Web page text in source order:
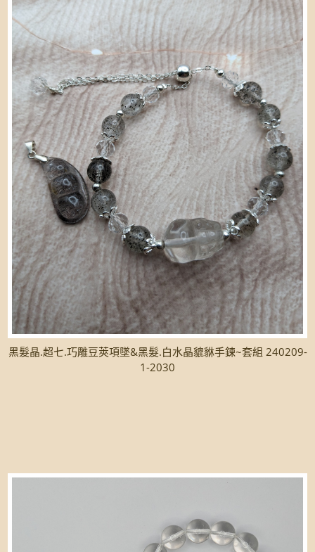
黑髮晶.超七.巧雕豆莢項墜&黑髮.白水晶貔貅手鍊~套組 240209-
1-2030